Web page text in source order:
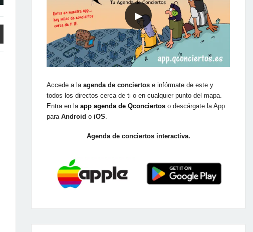
▶
Accede a la agenda de conciertos e infórmate de este y
todos los directos cerca de ti o en cualquier punto del mapa.
Entra en la app agenda de Qconciertos o descárgate la App
para Android o iOS.
Agenda de conciertos interactiva.